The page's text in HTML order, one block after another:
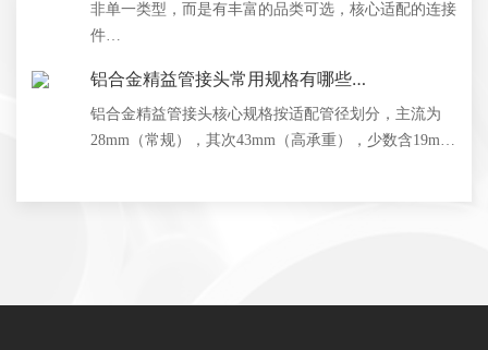
非单一类型，而是有丰富的品类可选，核心适配的连接
件…
铝合金精益管接头常用规格有哪些…
铝合金精益管接头核心规格按适配管径划分，主流为
28mm（常规），其次43mm（高承重），少数含19m…